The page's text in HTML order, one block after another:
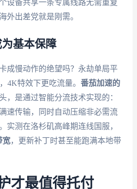
设备共享一条专属线路无需重复
外出差党就是刚需。
基本保障
成慢动作的绝望吗？永劫单局平
4K特效下更吃流量。 番茄加速的
，是通过智能分流技术实现的：
速传输，同时自动压缩非必需流
实测在洛杉矶高峰期连线国服，
宽，更新补丁时甚至能跑满本地带
才最值得托付